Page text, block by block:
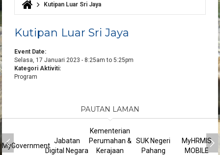
Anda di sini
Kutipan Luar Sri Jaya
Kutipan Luar Sri Jaya
Event Date:
Selasa, 17 Januari 2023 - 8:25am to5:25pm
Kategori Aktiviti:
Program
PAUTAN LAMAN
MyGovernment
Jabatan
Digital Negara
Kementerian
Perumahan &
Kerajaan
SUK Negeri
Pahang
MyHRMIS
MOBILE